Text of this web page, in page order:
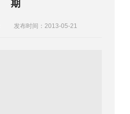
期
发布时间：2013-05-21